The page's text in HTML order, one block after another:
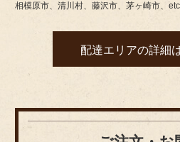
相模原市、清川村、藤沢市、茅ヶ崎市、
配達エリアの詳細